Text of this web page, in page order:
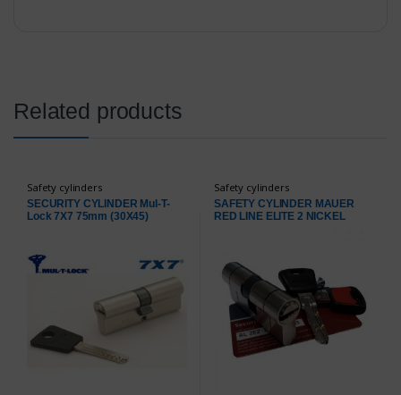
Related products
Safety cylinders
SECURITY CYLINDER Mul-T-
Lock 7X7 75mm (30Χ45)
Safety cylinders
SAFETY CYLINDER MAUER
RED LINE ELITE 2 NICKEL